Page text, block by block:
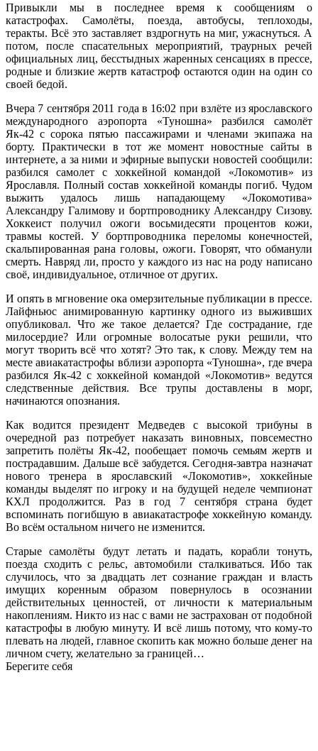
Привыкли мы в последнее время к сообщениям о
катастрофах. Самолёты, поезда, автобусы, теплоходы,
теракты. Всё это заставляет вздрогнуть на миг, ужаснуться. А
потом, после спасательных мероприятий, траурных речей
официальных лиц, бесстыдных жаренных сенсациях в прессе,
родные и близкие жертв катастроф остаются один на один со
своей бедой.
Вчера 7 сентября 2011 года в 16:02 при взлёте из ярославского
международного аэропорта «Туношна» разбился самолёт
Як-42 с сорока пятью пассажирами и членами экипажа на
борту. Практически в тот же момент новостные сайты в
интернете, а за ними и эфирные выпуски новостей сообщили:
разбился самолет с хоккейной командой «Локомотив» из
Ярославля. Полный состав хоккейной команды погиб. Чудом
выжить удалось лишь нападающему «Локомотива»
Александру Галимову и бортпроводнику Александру Сизову.
Хоккеист получил ожоги восьмидесяти процентов кожи,
травмы костей. У бортпроводника переломы конечностей,
скальпированная рана головы, ожоги. Говорят, что обманули
смерть. Навряд ли, просто у каждого из нас на роду написано
своё, индивидуальное, отличное от других.
И опять в мгновение ока омерзительные публикации в прессе.
Лайфньюс анимированную картинку одного из выживших
опубликовал. Что же такое делается? Где сострадание, где
милосердие? Или огромные волосатые руки решили, что
могут творить всё что хотят? Это так, к слову. Между тем на
месте авиакатастрофы вблизи аэропорта «Туношна», где вчера
разбился Як-42 с хоккейной командой «Локомотив» ведутся
следственные действия. Все трупы доставлены в морг,
начинаются опознания.
Как водится президент Медведев с высокой трибуны в
очередной раз потребует наказать виновных, повсеместно
запретить полёты Як-42, пообещает помочь семьям жертв и
пострадавшим. Дальше всё забудется. Сегодня-завтра назначат
нового тренера в ярославский «Локомотив», хоккейные
команды выделят по игроку и на будущей неделе чемпионат
КХЛ продолжится. Раз в год 7 сентября страна будет
вспоминать погибшую в авиакатастрофе хоккейную команду.
Во всём остальном ничего не изменится.
Старые самолёты будут летать и падать, корабли тонуть,
поезда сходить с рельс, автомобили сталкиваться. Ибо так
случилось, что за двадцать лет сознание граждан и власть
имущих коренным образом повернулось в осознании
действительных ценностей, от личности к материальным
накоплениям. Никто из нас с вами не застрахован от подобной
катастрофы в любую минуту. И всё лишь потому, что кому-то
плевать на людей, главное скопить как можно больше денег на
личном счету, желательно за границей…
Берегите себя